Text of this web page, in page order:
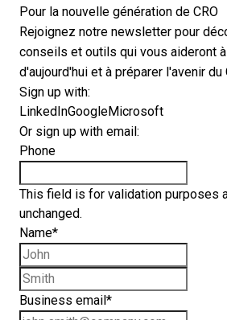
Pour la nouvelle génération de CRO
Rejoignez notre newsletter pour
conseils et outils qui vous aideront
d'aujourd'hui et à préparer l'avenir du
Sign up with:
LinkedInGoogleMicrosoft
Or sign up with email:
Phone
This field is for validation purposes
unchanged.
Name*
Business email *